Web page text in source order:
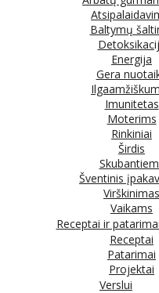
Baltymų
Energija
Gera
Imunitetas
Moterims
Rinkiniai
Širdis
Šventinis
Virškinimas
Vaikams
Receptai ir patarimai
Receptai
Patarimai
Projektai
Verslui